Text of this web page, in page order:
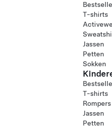
T-shirts
Jassen
Petten
Sokken
T-shirts
Rompers
Jassen
Petten